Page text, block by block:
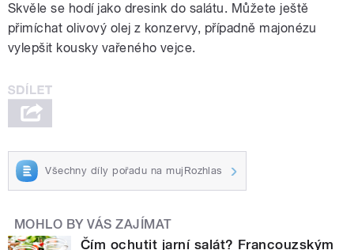
Skvěle se hodí jako dresink do salátu. Můžete ještě
přimíchat olivový olej z konzervy, případně majonézu
vylepšit kousky vařeného vejce.
Všechny díly pořadu na mujRozhlas
MOHLO BY VÁS ZAJÍMAT
Čím ochutit jarní salát? Francouzským